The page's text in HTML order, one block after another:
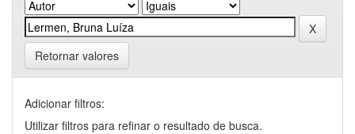
Retornar valores
Adicionar filtros:
Utilizar filtros para refinar o resultado de busca.